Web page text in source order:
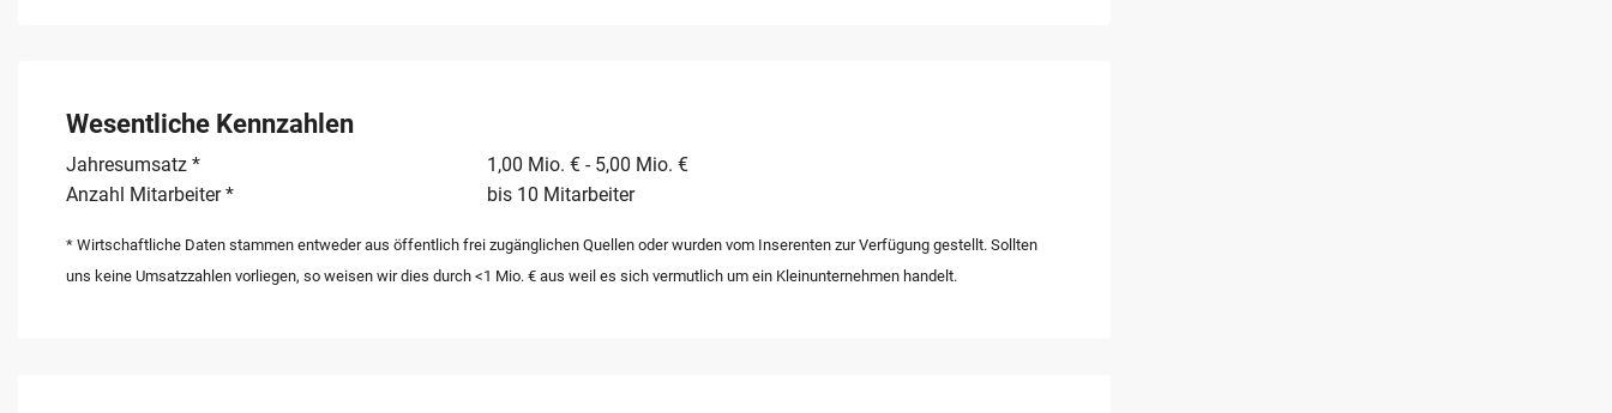
Wesentliche Kennzahlen
Jahresumsatz *
1,00 Mio. € - 5,00 Mio. €
Anzahl Mitarbeiter *
bis 10 Mitarbeiter
* Wirtschaftliche Daten stammen entweder aus öffentlich frei zugänglichen Quellen oder wurden vom Inserenten zur Verfügung gestellt. Sollten
uns keine Umsatzzahlen vorliegen, so weisen wir dies durch <1 Mio. € aus weil es sich vermutlich um ein Kleinunternehmen handelt.